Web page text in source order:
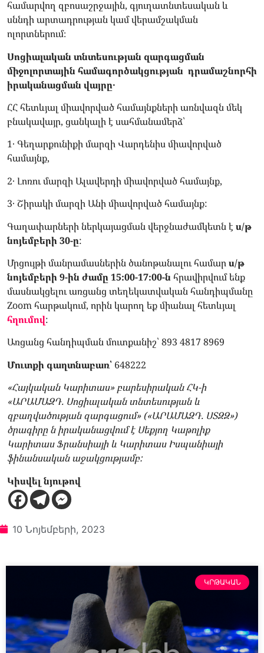
համարվող զբոսաշրջային, գյուղատնտեսական և
սննդի արտադրության կամ վերամշակման
ոլորտներում։
Սոցիալական տնտեսության զարգացման
միջոլորտային համագործակցության դրամաշնորհի
իրականացման վայրը․
ՀՀ հետևյալ միավորված համայնքների առնվազն մեկ
բնակավայր, ցանկալի է սահմանամերձ՝
1․ Գեղարքունիքի մարզի Վարդենիս միավորված
համայնք,
2․ Լոռու մարզի Ալավերդի միավորված համայնք,
3․ Շիրակի մարզի Անի միավորված համայնք:
Գաղափարների ներկայացման վերջնաժամկետն է ս/թ
նոյեմբերի 30-ը:
Մրցույթի մանրամասներին ծանոթանալու համարս/թ
նոյեմբերի 9-ին ժամը 15։00-17։00-ն հրավիրվում ենք
մասնակցելու առցանց տեղեկատվական հանդիպմանը
Zoom հարթակում, որին կարող եք միանալ հետևյալ
հղումով:
Առցանց հանդիպման մուտքանիշ՝ 893 4817 8969
Մուտքի գաղտնաբառ՝ 648222
«Հայկական Կարիտաս» բարեսիրական ՀԿ-ի
«ԱՐԱՄԱԶԴ. Սոցիալական տնտեսության և
զբաղվածության զարգացում» («ԱՐԱՄԱԶԴ. ՍՏԶԶ»)
ծրագիրը ն իրականացվում է Սեքյող Կաթոլիք
Կարիտաս Ֆրանսիայի և Կարիտաս Իսպանիայի
ֆինանսական աջակցությամբ:
Կիսվել նյութով
10 Նոյեմբերի, 2023
ԿՐԹԱԿԱՆ